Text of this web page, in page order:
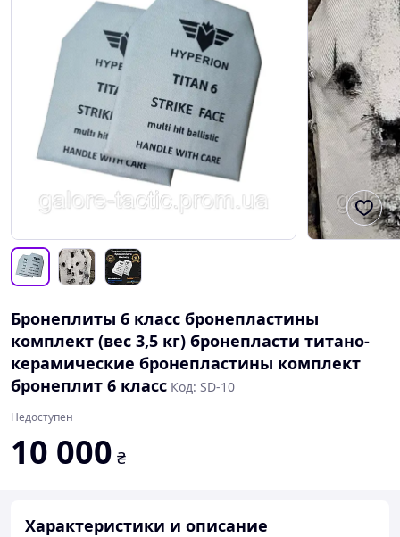
Бронеплиты 6 класс бронепластины
комплект (вес 3,5 кг) бронепласти титано-
керамические бронепластины комплект
бронеплит 6 класс Код: SD-10
Недоступен
10 000 ₴
Характеристики и описание